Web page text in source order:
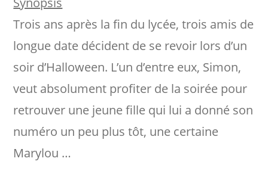
Trois ans après la fin du lycée, trois amis de
longue date décident de se revoir lors d’un
soir d’Halloween. L’un d’entre eux, Simon,
veut absolument profiter de la soirée pour
retrouver une jeune fille qui lui a donné son
numéro un peu plus tôt, une certaine
Marylou …